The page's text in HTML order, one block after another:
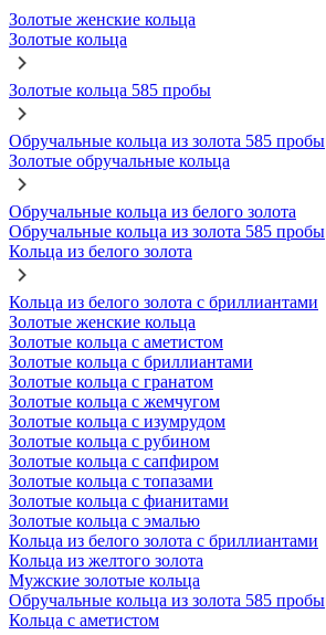
Золотые женские кольца
Золотые кольца
Золотые кольца 585 пробы
Обручальные кольца из золота 585 пробы
Золотые обручальные кольца
Обручальные кольца из белого золота
Обручальные кольца из золота 585 пробы
Кольца из белого золота
Кольца из белого золота с бриллиантами
Золотые женские кольца
Золотые кольца с аметистом
Золотые кольца с бриллиантами
Золотые кольца с гранатом
Золотые кольца с жемчугом
Золотые кольца с изумрудом
Золотые кольца с рубином
Золотые кольца с сапфиром
Золотые кольца с топазами
Золотые кольца с фианитами
Золотые кольца с эмалью
Кольца из белого золота с бриллиантами
Кольца из желтого золота
Мужские золотые кольца
Обручальные кольца из золота 585 пробы
Кольца с аметистом